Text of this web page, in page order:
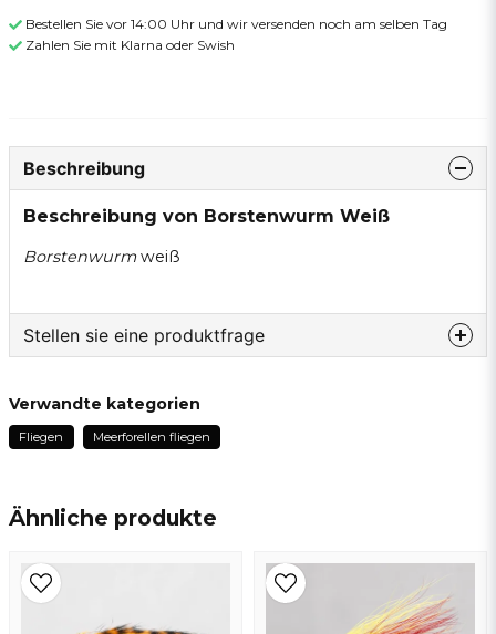
Bestellen Sie vor 14:00 Uhr und wir versenden noch am selben Tag
Zahlen Sie mit Klarna oder Swish
Ähnliche produkte
Beschreibung
Beschreibung von Borstenwurm Weiß
Borstenwurmweiß
Stellen sie eine produktfrage
Fragen sie uns etwas zu diesem produkt...
Name
email
E-Mail addresse
Verwandte kategorien
Fliegen Meerforellen fliegen